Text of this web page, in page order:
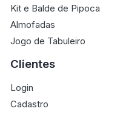
Kit e Balde de Pipoca
Almofadas
Jogo de Tabuleiro
Clientes
Login
Cadastro